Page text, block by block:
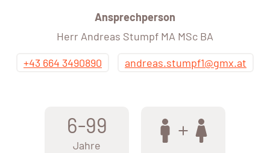
Ansprechperson
Herr Andreas Stumpf MA MSc BA
+43 664 3490890
andreas.stumpf1@gmx.at
6-99
Jahre